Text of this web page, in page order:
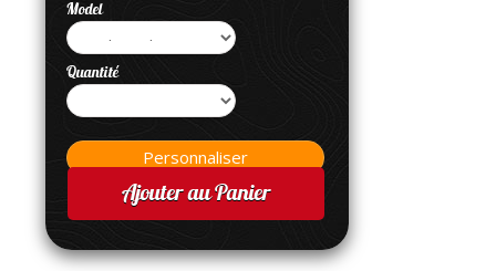
Model
Quantité
Ajouter au Panier